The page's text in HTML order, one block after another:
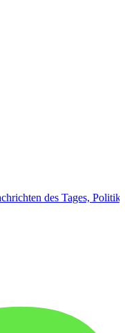
des Tages, Politik